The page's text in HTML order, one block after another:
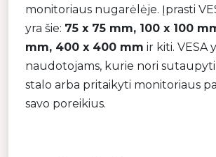
monitoriaus nugarėlėje. Įprasti
yra šie: 75 x 75 mm, 100 x 100
mm, 400 x 400 mm ir kiti. VESA
naudotojams, kurie nori
stalo arba pritaikyti monitoriaus
savo poreikius.